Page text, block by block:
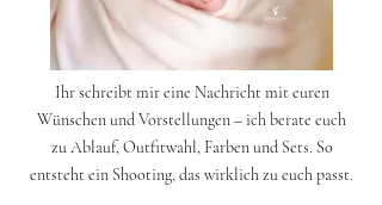
Ihr schreibt mir eine Nachricht mit euren
Wünschen und Vorstellungen – ich berate euch
zu Ablauf, Outfitwahl, Farben und Sets. So
entsteht ein Shooting, das wirklich zu euch passt.